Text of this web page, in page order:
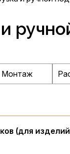
и
Монтаж
(для